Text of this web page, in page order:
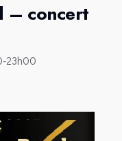
– concert
-23h00